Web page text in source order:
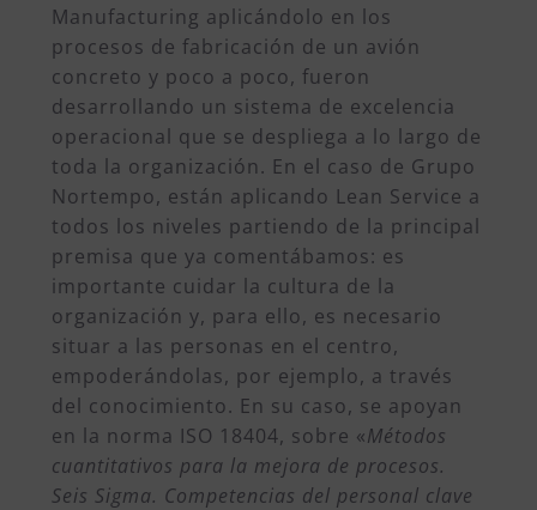
Manufacturing aplicándolo en los
procesos de fabricación de un avión
concreto y poco a poco, fueron
desarrollando un sistema de excelencia
operacional que se despliega a lo largo de
toda la organización. En el caso de Grupo
Nortempo, están aplicando Lean Service a
todos los niveles partiendo de la principal
premisa que ya comentábamos: es
importante cuidar la cultura de la
organización y, para ello, es necesario
situar a las personas en el centro,
empoderándolas, por ejemplo, a través
del conocimiento. En su caso, se apoyan
en la norma ISO 18404, sobre «Métodos
cuantitativos para la mejora de procesos.
Seis Sigma. Competencias del personal clave